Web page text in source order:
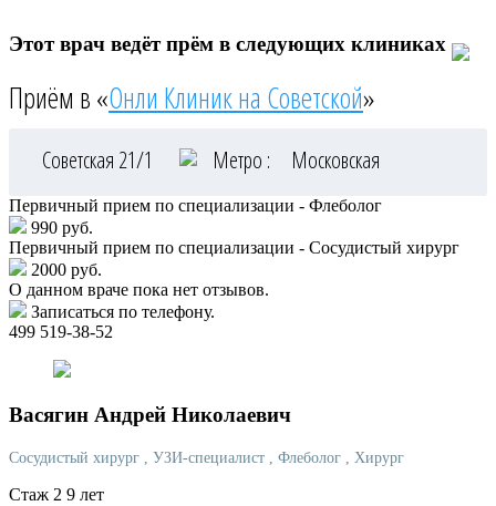
Этот врач ведёт прём в следующих клиниках
Приём в «Онли Клиник на Советской»
Советская 21/1 Метро : Московская
Первичный прием по специализации - Флеболог
990 руб.
Первичный прием по специализации - Сосудистый хирург
2000 руб.
О данном враче пока нет отзывов.
Записаться по телефону.
499 519-38-52
Васягин Андрей Николаевич
Сосудистый хирург , УЗИ-специалист , Флеболог , Хирург
Стаж 2 9 лет